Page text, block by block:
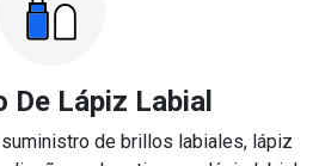
De Lápiz Labial
de brillos labiales, lápiz